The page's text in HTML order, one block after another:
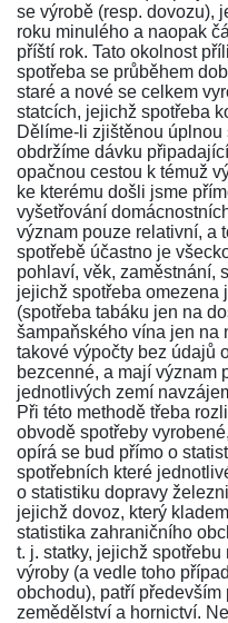
se výrobě (resp. dovozu),
roku minulého a naopak
příští rok. Tato okolnost
spotřeba se průběhem
staré a nové se celkem
statcích, jejichž spotřeba
Dělíme-li zjištěnou úplnou
obdržíme dávku
opačnou cestou k témuž
ke kterému došli jsme
vyšetřování
význam pouze relativní, a
spotřebě účastno je
pohlaví, věk, zaměstnání,
jejichž spotřeba omezena
(spotřeba tabáku jen na
šampaňského vína jen na
takové výpočty bez údajů
bezcenné, a mají význam
jednotlivých zemí
Při této methodě třeba
obvodě spotřeby
opírá se bud přímo o
spotřebních které
o statistiku dopravy
jejichž dovoz, který
statistika zahraničního
t. j. statky, jejichž
výroby (a vedle toho
obchodu), patří především
zemědělství a hornictví.